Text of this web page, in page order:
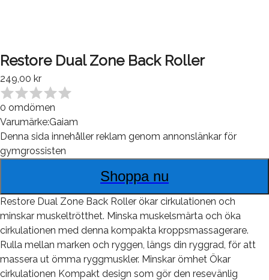
Restore Dual Zone Back Roller
249,00 kr
0 omdömen
Varumärke:Gaiam
Denna sida innehåller reklam genom annonslänkar för
gymgrossisten
Shoppa nu
Restore Dual Zone Back Roller ökar cirkulationen och
minskar muskeltrötthet. Minska muskelsmärta och öka
cirkulationen med denna kompakta kroppsmassagerare.
Rulla mellan marken och ryggen, längs din ryggrad, för att
massera ut ömma ryggmuskler. Minskar ömhet Ökar
cirkulationen Kompakt design som gör den resevänlig